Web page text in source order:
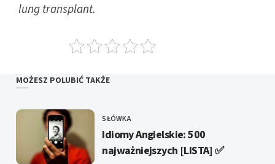
lung transplant.
MOŻESZ POLUBIĆ TAKŻE
KATEGORIE
SŁÓWKA
Idiomy Angielskie: 500
najważniejszych [LISTA] ✅️